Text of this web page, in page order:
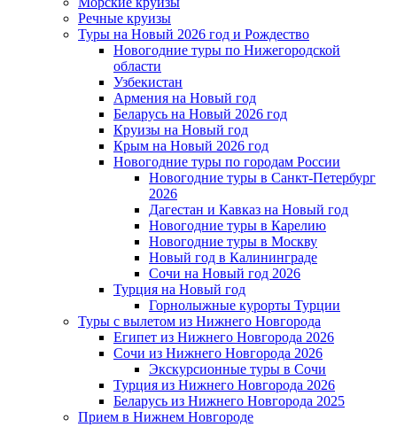
Речные круизы
Туры на Новый 2026 год и Рождество
Новогодние туры по Нижегородской
области
Узбекистан
Армения на Новый год
Беларусь на Новый 2026 год
Круизы на Новый год
Крым на Новый 2026 год
Новогодние туры по городам России
Новогодние туры в Санкт-Петербург
2026
Дагестан и Кавказ на Новый год
Новогодние туры в Карелию
Новогодние туры в Москву
Новый год в Калининграде
Сочи на Новый год 2026
Турция на Новый год
Горнолыжные курорты Турции
Туры с вылетом из Нижнего Новгорода
Египет из Нижнего Новгорода 2026
Сочи из Нижнего Новгорода 2026
Экскурсионные туры в Сочи
Турция из Нижнего Новгорода 2026
Беларусь из Нижнего Новгорода 2025
Прием в Нижнем Новгороде